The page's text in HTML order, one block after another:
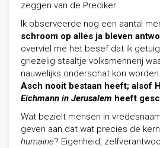
zeggen van de Prediker…
Ik observeerde nog een aantal
schroom op alles ja bleven
overviel me het besef dat ik
griezelig staaltje volksmennerij
nauwelijks onderschat kon worden.
Asch nooit bestaan heeft; alsof
Eichmann in Jerusalem heeft
Wat bezielt mensen in
geven aan dat wat precies de
humaine? Eigenheid,